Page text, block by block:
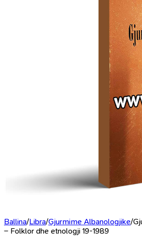
Ballina/Libra/Gjurmime Albanologjike/
– Folklor dhe etnologji 19-1989